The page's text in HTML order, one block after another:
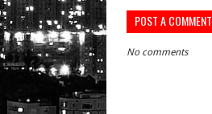
POST A COMMENT
No comments